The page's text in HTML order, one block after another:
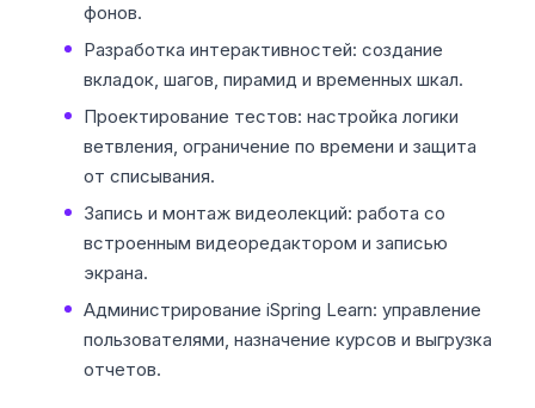
фонов.
Разработка интерактивностей: создание
вкладок, шагов, пирамид и временных шкал.
Проектирование тестов: настройка логики
ветвления, ограничение по времени и защита
от списывания.
Запись и монтаж видеолекций: работа со
встроенным видеоредактором и записью
экрана.
Администрирование iSpring Learn: управление
пользователями, назначение курсов и выгрузка
отчетов.